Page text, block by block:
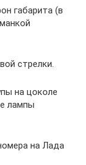
габарита (в
стрелки.
на цоколе
лампы
на Лада